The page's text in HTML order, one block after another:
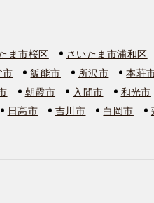
ま市桜区 さいたま市浦和区
市 飯能市 所沢市 本荘
朝霞市 入間市 和光市
日高市 吉川市 白岡市